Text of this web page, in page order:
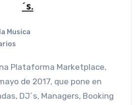
´s.
Musica
de 2017, que pone en
DJ´s, Managers, Booking